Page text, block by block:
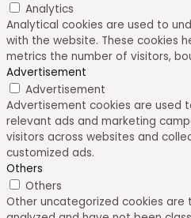
Analytics
Analytical cookies are used to
with the website. These cookies
metrics the number of visitors,
Advertisement
Advertisement
Advertisement cookies are used
relevant ads and marketing
visitors across websites and
customized ads.
Others
Others
Other uncategorized cookies are